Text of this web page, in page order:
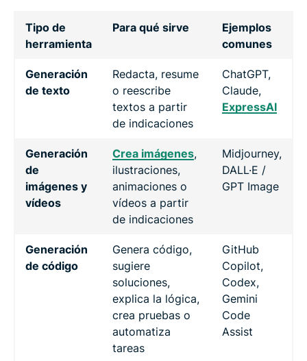
Tipo de
herramienta
Para qué sirve
Ejemplos
comunes
Generación
de texto
Redacta, resume
o reescribe
textos a partir
de indicaciones
ChatGPT,
Claude,
ExpressAI
Generación
de
imágenes y
vídeos
Crea imágenes,
ilustraciones,
animaciones o
vídeos a partir
de indicaciones
Midjourney,
DALL·E /
GPT Image
Generación
de código
Genera código,
sugiere
soluciones,
explica la lógica,
crea pruebas o
automatiza
tareas
GitHub
Copilot,
Codex,
Gemini
Code
Assist